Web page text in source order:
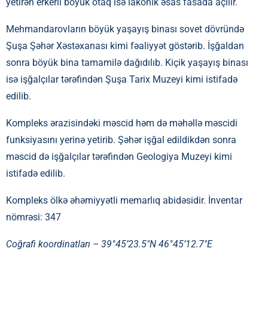
Mehmandarovların böyük yaşayış binası sovet dövründə
Şuşa Şəhər Xəstəxanası kimi fəaliyyət göstərib. İşğaldan
sonra böyük bina tamamilə dağıdılıb. Kiçik yaşayış binası
isə işğalçılar tərəfindən Şuşa Tarix Muzeyi kimi istifadə
edilib.
Kompleks ərazisindəki məscid həm də məhəllə məscidi
funksiyasını yerinə yetirib. Şəhər işğal edildikdən sonra
məscid də işğalçılar tərəfindən Geologiya Muzeyi kimi
istifadə edilib.
Kompleks ölkə əhəmiyyətli memarlıq abidəsidir. İnventar
nömrəsi: 347
Coğrafi koordinatları – 39°45’23.5″N 46°45’12.7″E